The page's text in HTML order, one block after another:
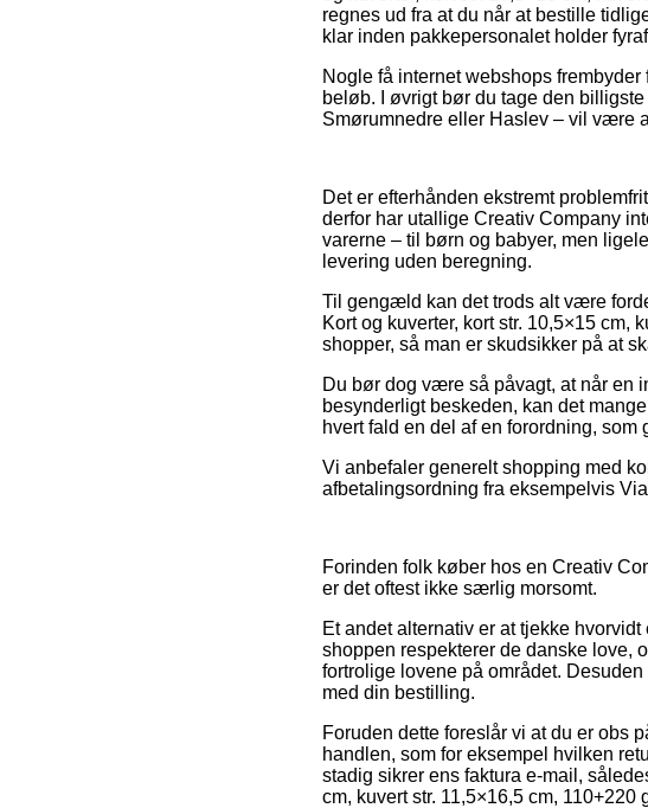
regnes ud fra at du når at bestille
klar inden pakkepersonalet holder
Nogle få internet webshops
beløb. I øvrigt bør du tage den
Smørumnedre eller Haslev – vil være
Det er efterhånden ekstremt
derfor har utallige Creativ Company
varerne – til børn og babyer, men
levering uden beregning.
Til gengæld kan det trods alt være
Kort og kuverter, kort str. 10,5×15 cm,
shopper, så man er skudsikker på at
Du bør dog være så påvagt, at når en
besynderligt beskeden, kan det
hvert fald en del af en forordning,
Vi anbefaler generelt shopping med
afbetalingsordning fra eksempelvis
Forinden folk køber hos en Creativ
er det oftest ikke særlig morsomt.
Et andet alternativ er at tjekke
shoppen respekterer de danske love,
fortrolige lovene på området.
med din bestilling.
Foruden dette foreslår vi at du er obs
handlen, som for eksempel hvilken
stadig sikrer ens faktura e-mail,
cm, kuvert str. 11,5×16,5 cm,